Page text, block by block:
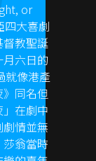
or
四大喜劇
教聖誕
六日的
就像港產
同名但
在劇中
情並無
翁當時